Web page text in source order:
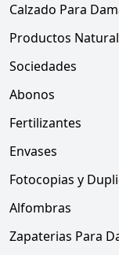
Calzado Para
Productos
Sociedades
Abonos
Fertilizantes
Envases
Fotocopias y
Alfombras
Zapaterias Para